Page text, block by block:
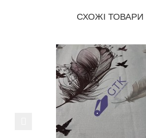
СХОЖІ ТОВАРИ